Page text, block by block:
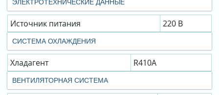
ЭЛЕКТРОТЕХНИЧЕСКИЕ ДАННЫЕ
Источник питания 220 В
СИСТЕМА ОХЛАЖДЕНИЯ
Хладагент R410A
ВЕНТИЛЯТОРНАЯ СИСТЕМА